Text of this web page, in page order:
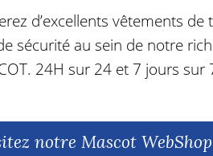
d’excellents vêtements de
sécurité au sein de notre
24H sur 24 et 7 jours sur
notre Mascot WebShop